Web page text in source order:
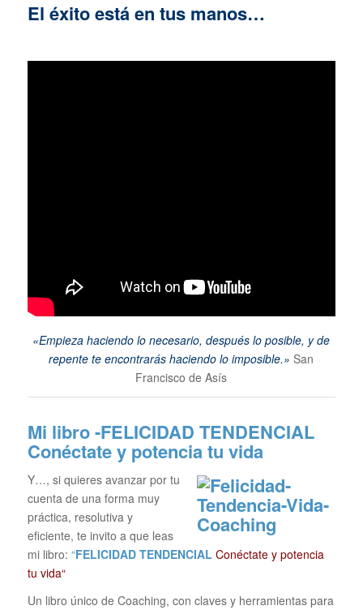
El éxito está en tus manos…
«Empieza haciendo lo necesario, después lo posible, y de
repente te encontrarás haciendo lo imposible.» San
Francisco de Asís
Mi libro -FELICIDAD TENDENCIAL
Conéctate y potencia tu vida
Y…, si quieres avanzar por tu
cuenta de una forma muy
práctica, resolutiva y
eficiente, te invito a que leas
mi libro: “FELICIDAD TENDENCIAL Conéctate y potencia
tu vida“
Un libro único de Coaching, con claves y herramientas para